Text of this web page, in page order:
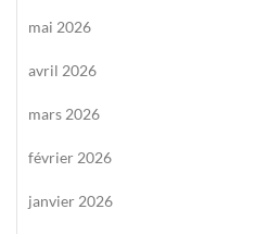
mai 2026
avril 2026
mars 2026
février 2026
janvier 2026